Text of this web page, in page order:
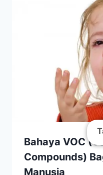
Bahaya VOC
Compounds)
Manusia